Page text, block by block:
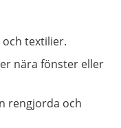
textilier.
nära fönster eller
rengjorda och